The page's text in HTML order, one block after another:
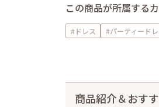
この商品が所属する
#ドレス #パーティード
商品紹介＆おす